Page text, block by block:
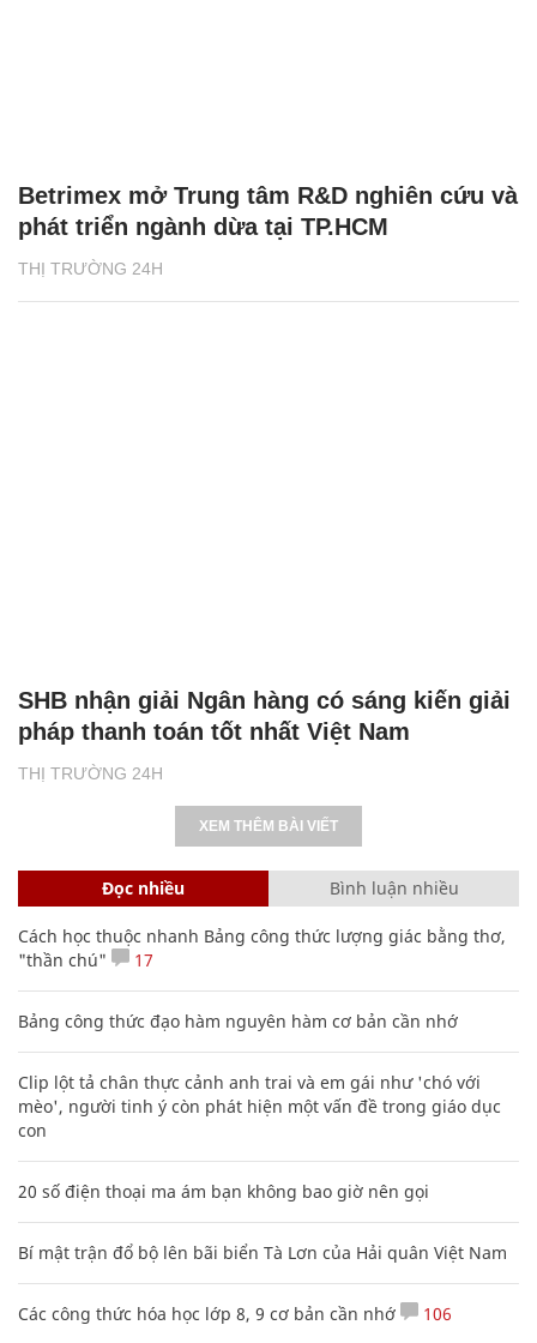
THỊ TRƯỜNG 24H
Betrimex mở Trung tâm R&D nghiên cứu và
phát triển ngành dừa tại TP.HCM
THỊ TRƯỜNG 24H
SHB nhận giải Ngân hàng có sáng kiến giải
pháp thanh toán tốt nhất Việt Nam
XEM THÊM BÀI VIẾT
Đọc nhiều Bình luận nhiều
Cách học thuộc nhanh Bảng công thức lượng giác bằng thơ,
"thần chú"
17
Bảng công thức đạo hàm nguyên hàm cơ bản cần nhớ
Clip lột tả chân thực cảnh anh trai và em gái như 'chó với
mèo', người tinh ý còn phát hiện một vấn đề trong giáo dục
con
20 số điện thoại ma ám bạn không bao giờ nên gọi
Bí mật trận đổ bộ lên bãi biển Tà Lơn của Hải quân Việt Nam
Các công thức hóa học lớp 8, 9 cơ bản cần nhớ 106